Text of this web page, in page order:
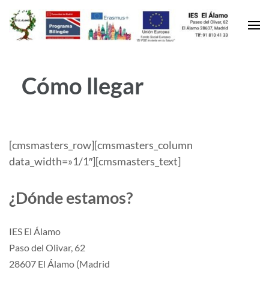
Cómo llegar
[cmsmasters_row][cmsmasters_column
data_width=»1/1″][cmsmasters_text]
¿Dónde estamos?
IES El Álamo
Paso del Olivar, 62
28607 El Álamo (Madrid